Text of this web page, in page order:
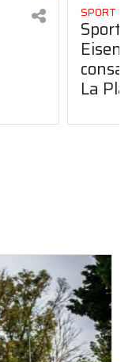
SPORT
Sport
La